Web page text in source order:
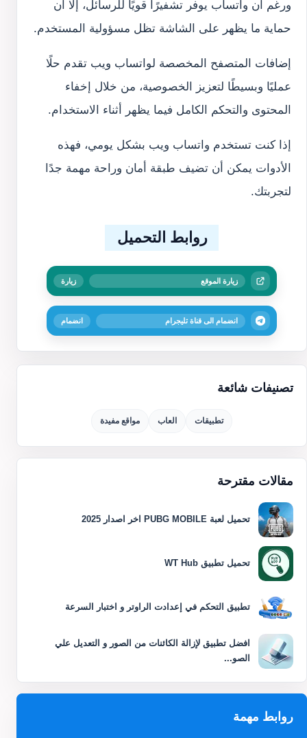
تصنيفات شائعة
تطبيقات العاب مواقع مفيدة
مقالات مقترحة
تحميل لعبة PUBG MOBILE اخر اصدار 2025
تحميل تطبيق WT Hub
تطبيق التحكم في إعدادت الراوتر و اختبار السرعة
افضل تطبيق لإزالة الكائنات من الصور و التعديل علي
الصو...
روابط مهمة
ورغم أن واتساب يوفر تشفيرًا قويًا للرسائل، إلا أن
حماية ما يظهر على الشاشة تظل مسؤولية المستخدم.
إضافات المتصفح المخصصة لواتساب ويب تقدم حلًا
عمليًا وبسيطًا لتعزيز الخصوصية، من خلال إخفاء
المحتوى والتحكم الكامل فيما يظهر أثناء الاستخدام.
إذا كنت تستخدم واتساب ويب بشكل يومي، فهذه
الأدوات يمكن أن تضيف طبقة أمان وراحة مهمة جدًا
لتجربتك.
روابط التحميل
زيارة الموقع زيارة
انضمام الى قناة تليجرام انضمام